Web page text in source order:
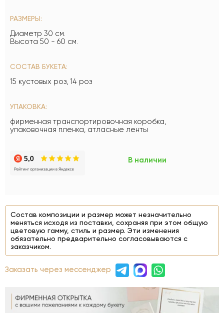
РАЗМЕРЫ:
Диаметр 30 см.
Высота 50 - 60 см.
СОСТАВ БУКЕТА:
15 кустовых роз, 14 роз
УПАКОВКА:
фирменная транспортировочная коробка,
упаковочная пленка, атласные ленты
В наличии
Состав композиции и размер может незначительно
меняться исходя из поставки, сохраняя при этом общую
цветовую гамму, стиль и размер. Эти изменения
обязательно предварительно согласовываются с
заказчиком.
Заказать через мессенджер